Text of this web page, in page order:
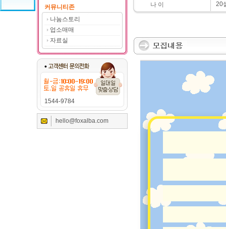
커뮤니티존
나눔스토리
업소매매
자료실
1544-9784
hello@foxalba.com
나 이
20